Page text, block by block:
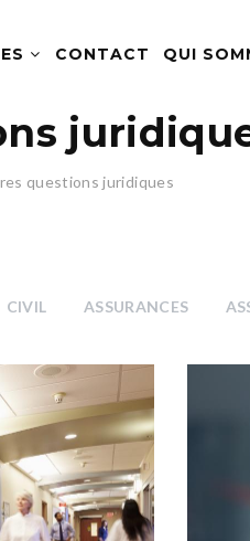
CONTACT QUI
questions juridiques
CIVIL ASSURANCES